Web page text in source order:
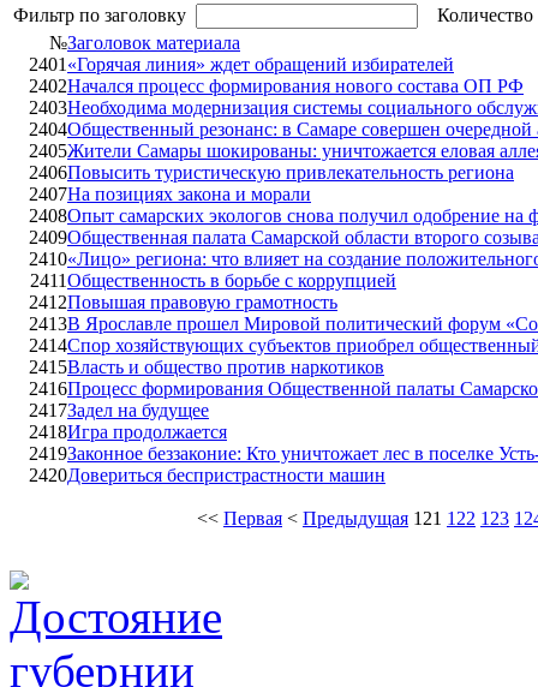
Фильтр по заголовку
№Заголовок материала
2401 «Горячая линия» ждет обращений избирателей
2402Начался процесс формирования нового состава ОП РФ
2403Необходима модернизация системы социального
2404Общественный резонанс: в Самаре совершен очередной
2405Жители Самары шокированы: уничтожается еловая
2406Повысить туристическую привлекательность региона
2407На позициях закона и морали
2408Опыт самарских экологов снова получил одобрение на
2409Общественная палата Самарской области второго
2410«Лицо» региона: что влияет на создание
2411Общественность в борьбе с коррупцией
2412Повышая правовую грамотность
2413В Ярославле прошел Мировой политический форум
2414Спор хозяйствующих субъектов приобрел
2415Власть и общество против наркотиков
2416Процесс формирования Общественной палаты
2417Задел на будущее
2418Игра продолжается
2419Законное беззаконие: Кто уничтожает лес в поселке
2420Довериться беспристрастности машин
<< Первая < Предыдущая 121 122 123